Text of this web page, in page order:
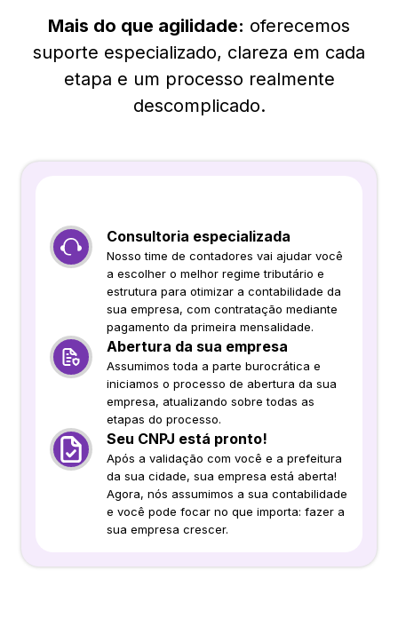
Mais do que agilidade: oferecemos
suporte especializado, clareza em cada
etapa e um processo realmente
descomplicado.
Consultoria especializada
Nosso time de contadores vai ajudar você
a escolher o melhor regime tributário e
estrutura para otimizar a contabilidade da
sua empresa, com contratação mediante
pagamento da primeira mensalidade.
Abertura da sua empresa
Assumimos toda a parte burocrática e
iniciamos o processo de abertura da sua
empresa, atualizando sobre todas as
etapas do processo.
Seu CNPJ está pronto!
Após a validação com você e a prefeitura
da sua cidade, sua empresa está aberta!
Agora, nós assumimos a sua contabilidade
e você pode focar no que importa: fazer a
sua empresa crescer.